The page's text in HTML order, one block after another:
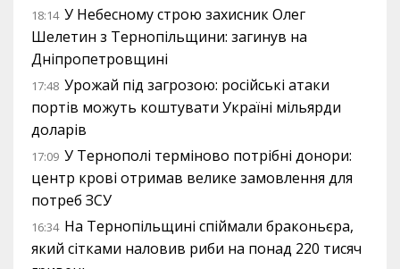
18:14 У Небесному строю захисник Олег
Шелетин з Тернопільщини: загинув на
Дніпропетровщині
17:48 Урожай під загрозою: російські атаки
портів можуть коштувати Україні мільярди
доларів
17:09 У Тернополі терміново потрібні донори:
центр крові отримав велике замовлення для
потреб ЗСУ
16:34 На Тернопільщині спіймали браконьєра,
який сітками наловив риби на понад 220 тисяч